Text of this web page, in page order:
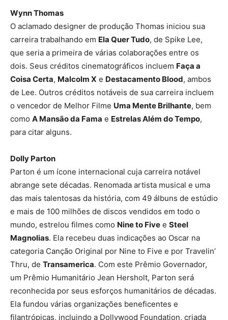
Wynn Thomas
O aclamado designer de produção Thomas iniciou sua
carreira trabalhando em Ela Quer Tudo, de Spike Lee,
que seria a primeira de várias colaborações entre os
dois. Seus créditos cinematográficos incluem Faça a
Coisa Certa, Malcolm X e Destacamento Blood, ambos
de Lee. Outros créditos notáveis de sua carreira incluem
o vencedor de Melhor Filme Uma Mente Brilhante, bem
como A Mansão da Fama e Estrelas Além do Tempo,
para citar alguns.
Dolly Parton
Parton é um ícone internacional cuja carreira notável
abrange sete décadas. Renomada artista musical e uma
das mais talentosas da história, com 49 álbuns de estúdio
e mais de 100 milhões de discos vendidos em todo o
mundo, estrelou filmes como Nine to Five e Steel
Magnolias. Ela recebeu duas indicações ao Oscar na
categoria Canção Original por Nine to Five e por Travelin’
Thru, de Transamerica. Com este Prêmio Governador,
um Prêmio Humanitário Jean Hersholt, Parton será
reconhecida por seus esforços humanitários de décadas.
Ela fundou várias organizações beneficentes e
filantrópicas, incluindo a Dollywood Foundation, criada